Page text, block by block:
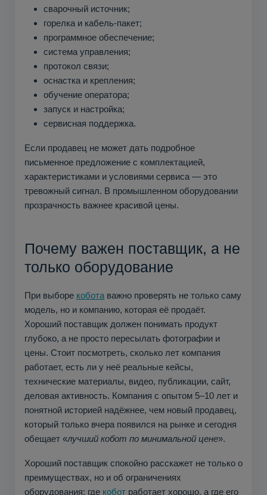
сварочный источник;
горелка и кабель-пакет;
программное обеспечение;
система управления;
протокол связи;
оснастка и крепления;
обучение оператора;
запуск и настройка;
сервисная поддержка.
Если продавец не может дать подробное
письменное предложение с комплектацией,
характеристиками и условиями сервиса — это
тревожный сигнал. В промышленном оборудовании
прозрачность важнее красивой цены.
Почему важен поставщик, а не
только оборудование
При выборе кобота важно проверять не только саму
модель, но и компанию, которая её продаёт.
Хороший поставщик должен понимать продукт
глубоко, а не просто пересылать фотографии и
цены. Стоит посмотреть, сколько лет компания
работает, есть ли у неё реальные кейсы,
технические материалы, видео, публикации, сайт,
деловая активность. Компания с опытом 5–10 лет и
понятной историей надёжнее, чем новый продавец,
который только вчера появился на рынке и сегодня
обещает «лучший кобот по минимальной цене».
Хороший поставщик спокойно расскажет не только о
преимуществах, но и об ограничениях
оборудования: где кобот работает хорошо, а где его